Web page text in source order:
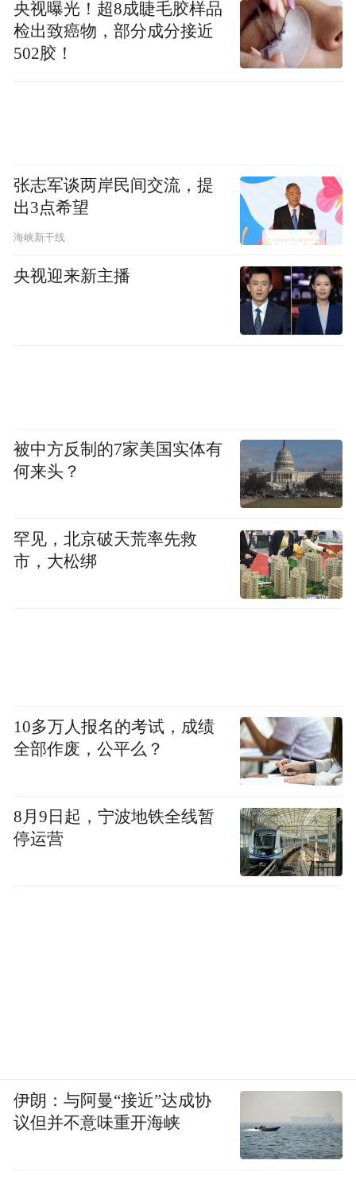
pictures and audios if any) is uploaded and posted
by the user of Dafeng Hao, which is a social media
platform and merely provides information storage
央视曝光！超8成睫毛胶样品
检出致癌物，部分成分接近
502胶！
张志军谈两岸民间交流，提
出3点希望
海峡新干线
央视迎来新主播
被中方反制的7家美国实体有
何来头？
罕见，北京破天荒率先救
市，大松绑
10多万人报名的考试，成绩
全部作废，公平么？
8月9日起，宁波地铁全线暂
停运营
伊朗：与阿曼“接近”达成协
议但并不意味重开海峡